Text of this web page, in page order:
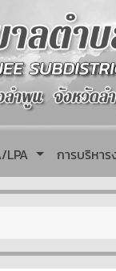
LPA การบริหาร